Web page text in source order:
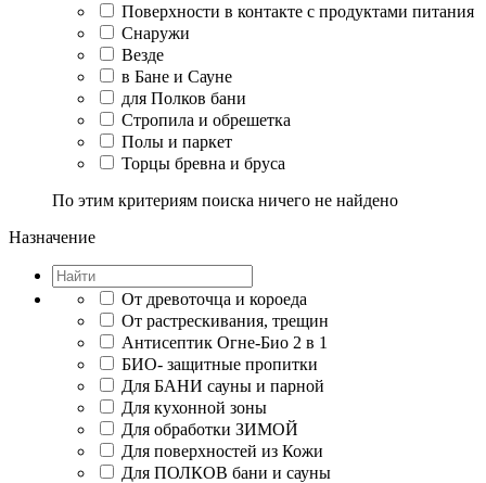
Поверхности в контакте с продуктами питания
Снаружи
Везде
в Бане и Сауне
для Полков бани
Стропила и обрешетка
Полы и паркет
Торцы бревна и бруса
По этим критериям поиска ничего не найдено
Назначение
От древоточца и короеда
От растрескивания, трещин
Антисептик Огне-Био 2 в 1
БИО- защитные пропитки
Для БАНИ сауны и парной
Для кухонной зоны
Для обработки ЗИМОЙ
Для поверхностей из Кожи
Для ПОЛКОВ бани и сауны